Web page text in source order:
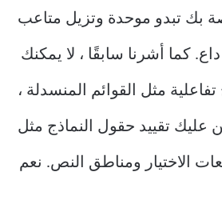
بك تبدو موحدة وتزيل متاعب
كما أشرنا سابقًا ، لا يمكنك
مثل القوائم المنسدلة ،
عليك تقييد حقول النماذج مثل
الاختيار ومناطق النص. نعم